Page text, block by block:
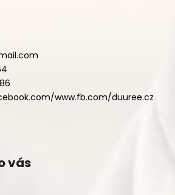
www.fb.com/duuree.cz
vás